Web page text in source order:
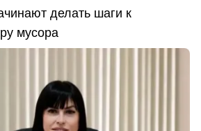
делать шаги к
мусора